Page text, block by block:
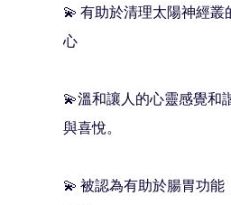
💫 有助於清理太陽神經
心
💫溫和讓人的心靈感覺
與喜悅。
💫 被認為有助於腸胃功